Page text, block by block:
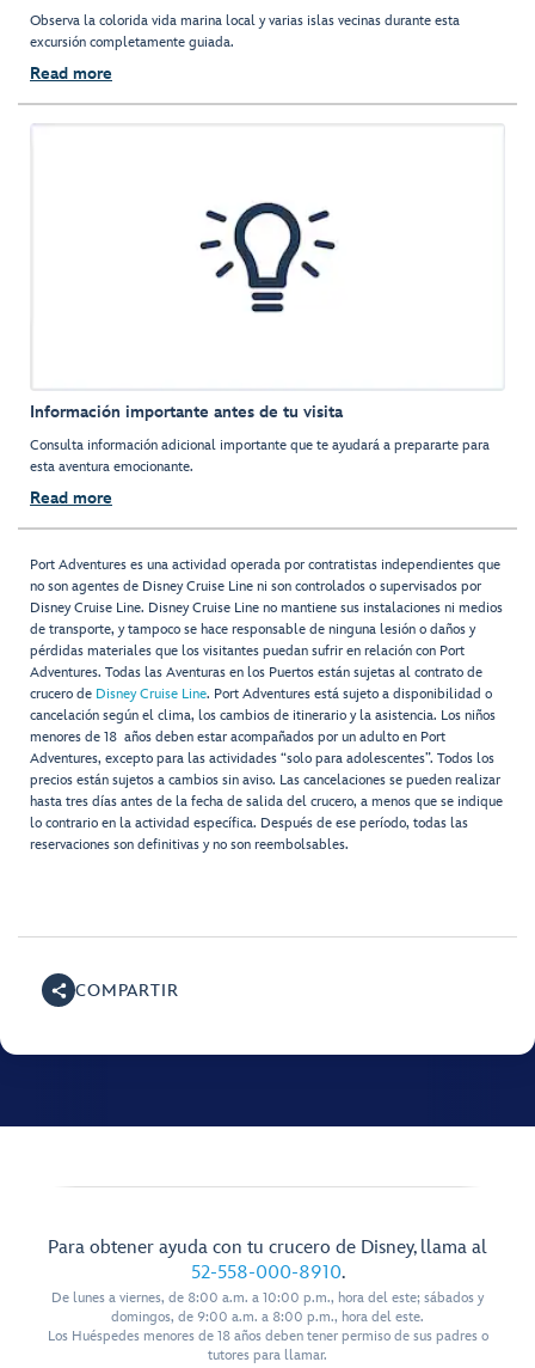
Observa la colorida vida marina local y varias islas vecinas durante esta
excursión completamente guiada.
Read more
Información importante antes de tu visita
Consulta información adicional importante que te ayudará a prepararte para
esta aventura emocionante.
Read more
Port Adventures es una actividad operada por contratistas independientes que
no son agentes de Disney Cruise Line ni son controlados o supervisados por
Disney Cruise Line. Disney Cruise Line no mantiene sus instalaciones ni medios
de transporte, y tampoco se hace responsable de ninguna lesión o daños y
pérdidas materiales que los visitantes puedan sufrir en relación con Port
Adventures. Todas las Aventuras en los Puertos están sujetas al contrato de
crucero de Disney Cruise Line. Port Adventures está sujeto a disponibilidad o
cancelación según el clima, los cambios de itinerario y la asistencia. Los niños
menores de 18 años deben estar acompañados por un adulto en Port
Adventures, excepto para las actividades “solo para adolescentes”. Todos los
precios están sujetos a cambios sin aviso. Las cancelaciones se pueden realizar
hasta tres días antes de la fecha de salida del crucero, a menos que se indique
lo contrario en la actividad específica. Después de ese período, todas las
reservaciones son definitivas y no son reembolsables.
COMPARTIR
Para obtener ayuda con tu crucero de Disney, llama al
52-558-000-8910.
De lunes a viernes, de 8:00 a.m. a 10:00 p.m., hora del este; sábados y
domingos, de 9:00 a.m. a 8:00 p.m., hora del este.
Los Huéspedes menores de 18 años deben tener permiso de sus padres o
tutores para llamar.